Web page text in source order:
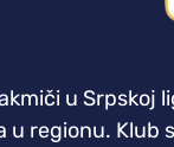
u Srpskoj
regionu. Klub